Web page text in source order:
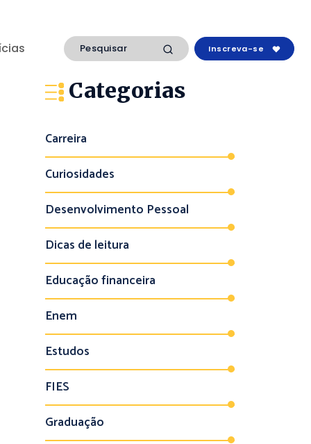
Inscreva-se
Categorias
Carreira
Curiosidades
Desenvolvimento Pessoal
Dicas de leitura
Educação financeira
Enem
Estudos
FIES
Graduação